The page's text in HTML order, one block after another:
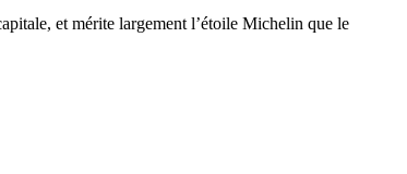
et mérite largement l’étoile Michelin que le